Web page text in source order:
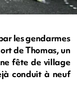
les gendarmes
de Thomas, un
fête de village
conduit à neuf